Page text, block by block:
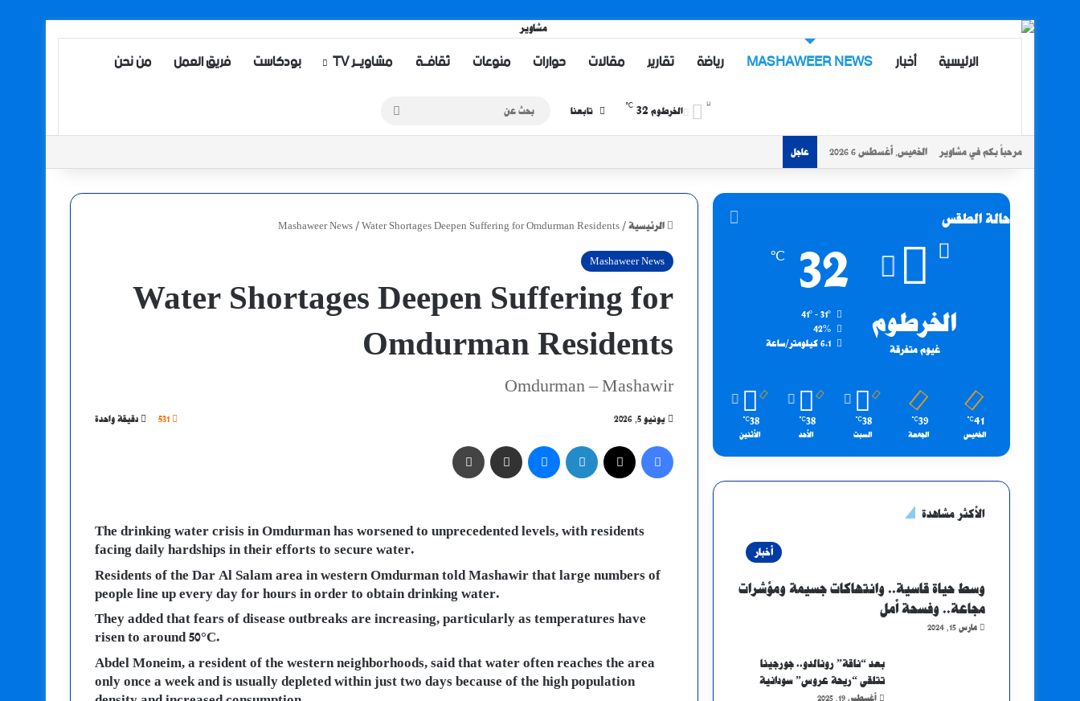
الرئيسية أخبار MASHAWEER NEWS رياضة تقارير مقالات حوارات منوعات ثقافــة مشاويــر TV بودكاست فريق العمل من نحن
الخرطوم 32
℃
تابعنا
عن
مرحباً بكم في مشاوير الخميس, أغسطس 6 2026 عاجل
الرئيسية /
Mashaweer News / Water Shortages Deepen Suffering for Omdurman Residents
Mashaweer News
Water Shortages Deepen Suffering for
Omdurman Residents
Omdurman – Mashawir
يونيو 5, 2026 531 دقيقة واحدة
فيسبوك لينكدإن ماسنجر مشاركة عبر البريد
The drinking water crisis in Omdurman has worsened to unprecedented levels, with residents
facing daily hardships in their efforts to secure water.
Residents of the Dar Al Salam area in western Omdurman told Mashawir that large numbers of
people line up every day for hours in order to obtain drinking water.
They added that fears of disease outbreaks are increasing, particularly as temperatures have
risen to around 50°C.
Abdel Moneim, a resident of the western neighborhoods, said that water often reaches the area
only once a week and is usually depleted within just two days because of the high population
حالة الطقس
الخرطوم
غيوم متفرقة
32
℃
42%
6.1 كيلومتر/ساعة
41
℃
الخميس
39
℃
الجمعة
38
℃
السبت
38
℃
الأحد
38
℃
الأثنين
الأكثر مشاهدة
أخبار
وسط حياة قاسية.. وانتهاكات جسيمة ومؤشرات
مجاعة.. وفسحة أمل
مارس 15, 2024
بعد “ناقة” رونالدو.. جورجينا
تتلقى “ريحة عروس” سودانية
أغسطس 19, 2025